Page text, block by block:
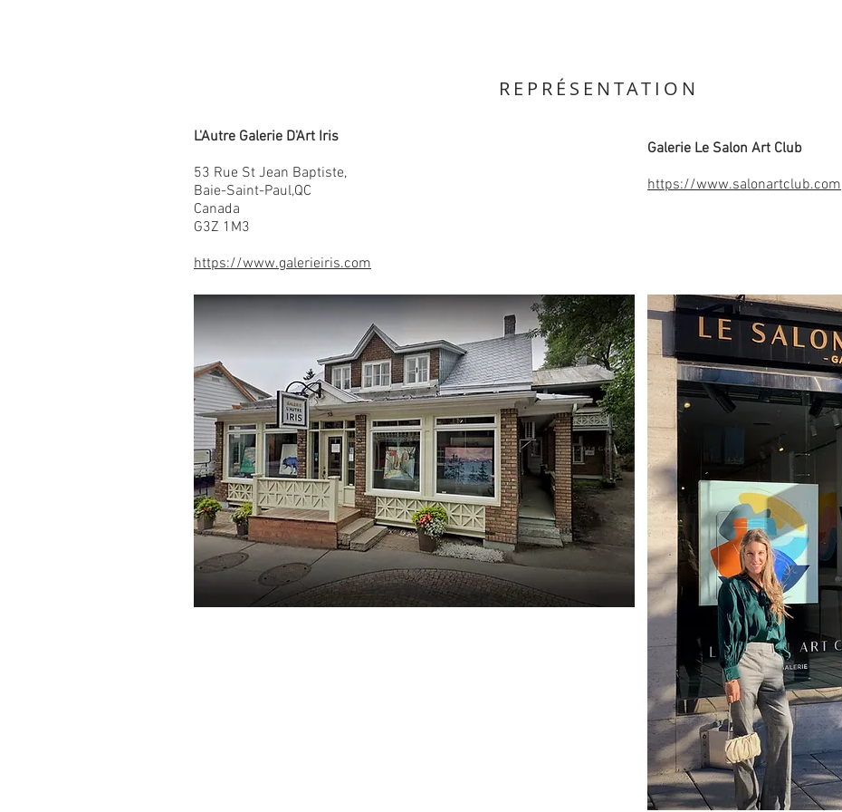
REPRÉSENTATION
L'Autre Galerie D'Art Iris
53 Rue St Jean Baptiste,
Baie-Saint-Paul,QC
Canada
G3Z 1M3
https://www.galerieiris.com
Galerie Le Salon Art Club
https://www.salonartclub.com